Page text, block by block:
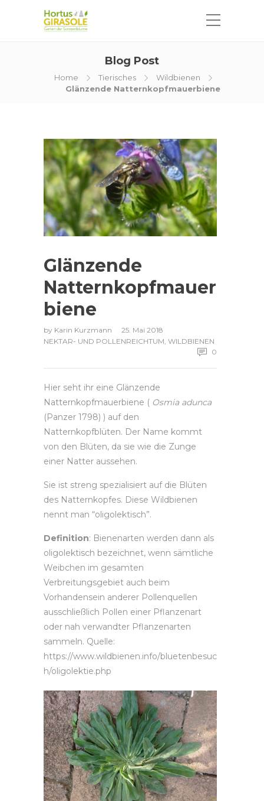
Blog Post
Home Tierisches
Wildbienen
Glänzende Natternkopfmauerbiene
Glänzende
Natternkopfmauer
biene
by Karin Kurzmann
25. Mai 2018
NEKTAR- UND POLLENREICHTUM, WILDBIENEN
0
Hier seht ihr eine Glänzende
Natternkopfmauerbiene ( Osmia adunca
(Panzer 1798) ) auf den
Natternkopfblüten. Der Name kommt
von den Blüten, da sie wie die Zunge
einer Natter aussehen.
Sie ist streng spezialisiert auf die Blüten
des Natternkopfes. Diese Wildbienen
nennt man “oligolektisch”.
Definition: Bienenarten werden dann als
oligolektisch bezeichnet, wenn sämtliche
Weibchen im gesamten
Verbreitungsgebiet auch beim
Vorhandensein anderer Pollenquellen
ausschließlich Pollen einer Pflanzenart
oder nah verwandter Pflanzenarten
sammeln. Quelle:
https://www.wildbienen.info/bluetenbesuc
h/oligolektie.php